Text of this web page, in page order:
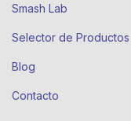
Smash Lab
Selector de Productos
Blog
Contacto